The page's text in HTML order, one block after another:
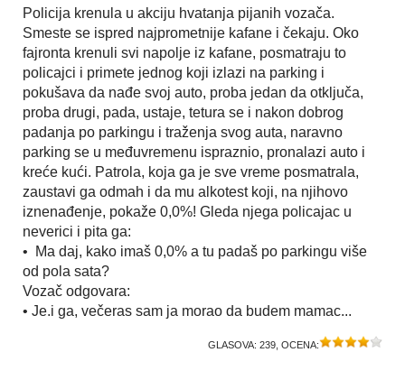
Policija krenula u akciju hvatanja pijanih vozača.
Smeste se ispred najprometnije kafane i čekaju. Oko
fajronta krenuli svi napolje iz kafane, posmatraju to
policajci i primete jednog koji izlazi na parking i
pokušava da nađe svoj auto, proba jedan da otključa,
proba drugi, pada, ustaje, tetura se i nakon dobrog
padanja po parkingu i traženja svog auta, naravno
parking se u međuvremenu ispraznio, pronalazi auto i
kreće kući. Patrola, koja ga je sve vreme posmatrala,
zaustavi ga odmah i da mu alkotest koji, na njihovo
iznenađenje, pokaže 0,0%! Gleda njega policajac u
neverici i pita ga:
• Ma daj, kako imaš 0,0% a tu padaš po parkingu više
od pola sata?
Vozač odgovara:
• Je.i ga, večeras sam ja morao da budem mamac...
GLASOVA: 239 , OCENA: